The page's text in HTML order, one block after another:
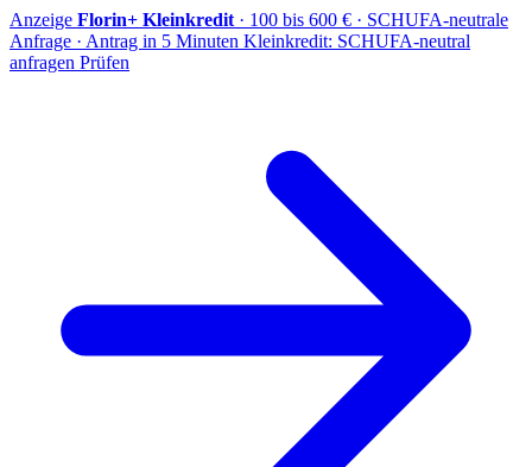
Anzeige Florin+ Kleinkredit · 100 bis 600 € · SCHUFA-neutrale
Anfrage · Antrag in 5 Minuten Kleinkredit: SCHUFA-neutral
anfragen Prüfen